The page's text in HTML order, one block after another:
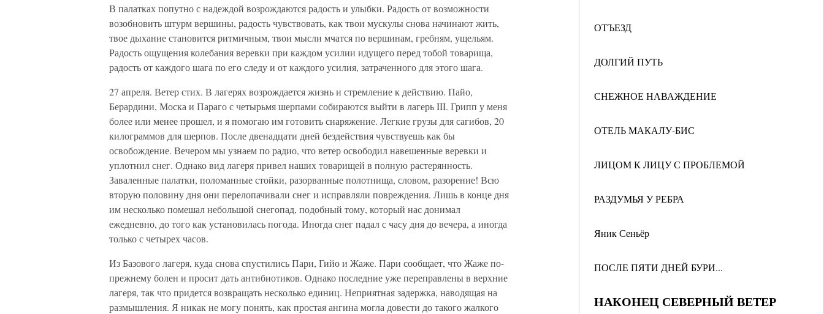
ОТЪЕЗД
ДОЛГИЙ ПУТЬ
СНЕЖНОЕ НАВАЖДЕНИЕ
ОТЕЛЬ МАКАЛУ-БИС
ЛИЦОМ К ЛИЦУ С ПРОБЛЕМОЙ
РАЗДУМЬЯ У РЕБРА
Яник Сеньёр
ПОСЛЕ ПЯТИ ДНЕЙ БУРИ...
НАКОНЕЦ СЕВЕРНЫЙ ВЕТЕР
В палатках попутно с надеждой возрождаются радость и улыбки. Радость от возможности
возобновить штурм вершины, радость чувствовать, как твои мускулы снова начинают жить,
твое дыхание становится ритмичным, твои мысли мчатся по вершинам, гребням, ущельям.
Радость ощущения колебания веревки при каждом усилии идущего перед тобой товарища,
радость от каждого шага по его следу и от каждого усилия, затраченного для этого шага.
27 апреля. Ветер стих. В лагерях возрождается жизнь и стремление к действию. Пайо,
Берардини, Моска и Параго с четырьмя шерпами собираются выйти в лагерь III. Грипп у меня
более или менее прошел, и я помогаю им готовить снаряжение. Легкие грузы для сагибов, 20
килограммов для шерпов. После двенадцати дней бездействия чувствуешь как бы
освобождение. Вечером мы узнаем по радио, что ветер освободил навешенные веревки и
уплотнил снег. Однако вид лагеря привел наших товарищей в полную растерянность.
Заваленные палатки, поломанные стойки, разорванные полотнища, словом, разорение! Всю
вторую половину дня они перелопачивали снег и исправляли повреждения. Лишь в конце дня
им несколько помешал небольшой снегопад, подобный тому, который нас донимал
ежедневно, до того как установилась погода. Иногда снег падал с часу дня до вечера, а иногда
только с четырех часов.
Из Базового лагеря, куда снова спустились Пари, Гийо и Жаже. Пари сообщает, что Жаже по-
прежнему болен и просит дать антибиотиков. Однако последние уже переправлены в верхние
лагеря, так что придется возвращать несколько единиц. Неприятная задержка, наводящая на
размышления. Я никак не могу понять, как простая ангина могла довести до такого жалкого